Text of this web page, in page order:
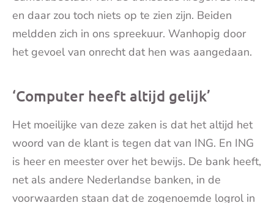
en daar zou toch niets op te zien zijn. Beiden
meldden zich in ons spreekuur. Wanhopig door
het gevoel van onrecht dat hen was aangedaan.
‘Computer heeft altijd gelijk’
Het moeilijke van deze zaken is dat het altijd het
woord van de klant is tegen dat van ING. En ING
is heer en meester over het bewijs. De bank heeft,
net als andere Nederlandse banken, in de
voorwaarden staan dat de zogenoemde logrol in